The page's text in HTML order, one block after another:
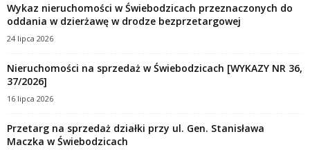
Wykaz nieruchomości w Świebodzicach przeznaczonych do
oddania w dzierżawę w drodze bezprzetargowej
24 lipca 2026
Nieruchomości na sprzedaż w Świebodzicach [WYKAZY NR 36,
37/2026]
16 lipca 2026
Przetarg na sprzedaż działki przy ul. Gen. Stanisława
Maczka w Świebodzicach